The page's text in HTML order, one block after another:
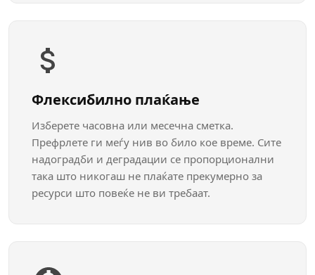
Флексибилно плаќање
Изберете часовна или месечна сметка.
Префрлете ги меѓу нив во било кое време. Сите
надоградби и деградации се пропорционални
така што никогаш не плаќате прекумерно за
ресурси што повеќе не ви требаат.